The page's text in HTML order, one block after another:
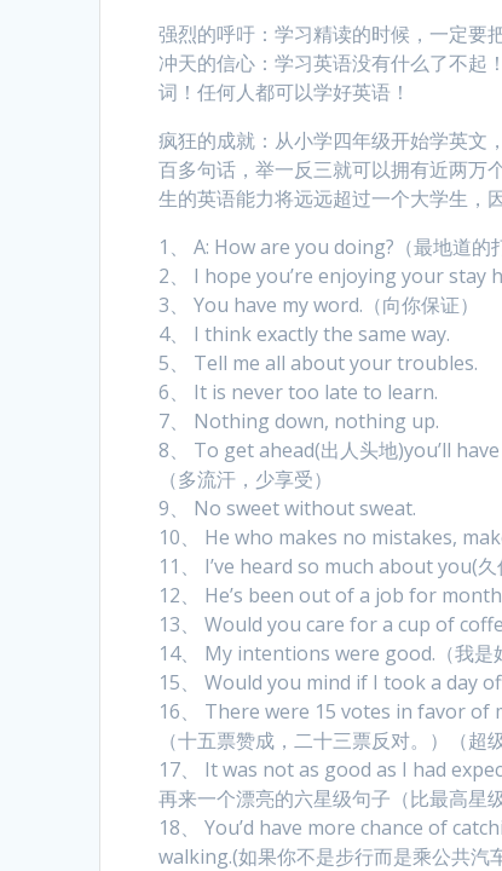
强烈的呼吁：学习精读的时候，一定要
冲天的信心：学习英语没有什么了不起
词！任何人都可以学好英语！
疯狂的成就：从小学四年级开始学英文
百多句话，举一反三就可以拥有近两万
生的英语能力将远远超过一个大学生
1、 A: How are you doing?（最地道的
2、 I hope you’re enjoying your stay
3、 You have my word.（向你保证）
4、 I think exactly the same way.
5、 Tell me all about your troubles.
6、 It is never too late to learn.
7、 Nothing down, nothing up.
8、 To get ahead(出人头地)you’ll
（多流汗，少享受）
9、 No sweet without sweat.
10、 He who makes no mistakes,
11、 I’ve heard so much about you(久
12、 He’s been out of a job for
13、 Would you care for a cup of
14、 My intentions were good.（我是
15、 Would you mind if I took a day
16、 There were 15 votes in favor of
（十五票赞成，二十三票反对。）（超
17、 It was not as good as I had
再来一个漂亮的六星级句子（比最高星
18、 You’d have more chance of
walking.(如果你不是步行而是乘公共汽